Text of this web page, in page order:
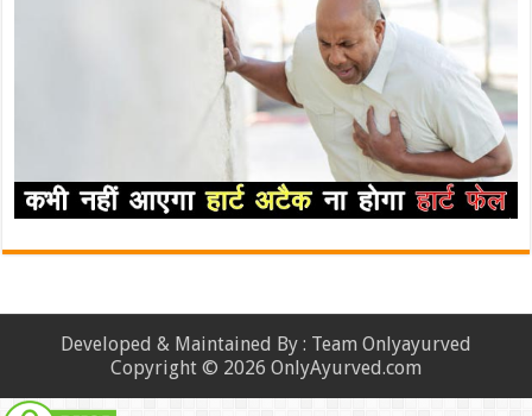
Developed & Maintained By : Team Onlyayurved
Copyright © 2026 OnlyAyurved.com